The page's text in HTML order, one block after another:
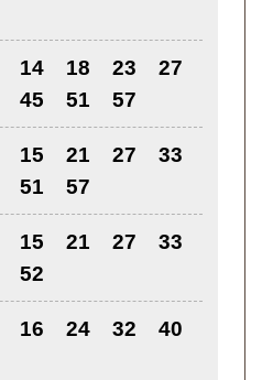
14 18 23
27
45 51 57
15 21 27
33
51 57
15 21 27
33
52
16 24 32
40